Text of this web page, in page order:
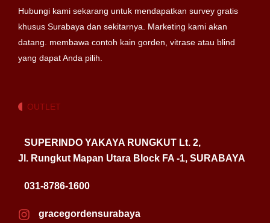
Hubungi kami sekarang untuk mendapatkan survey gratis
khusus Surabaya dan sekitarnya. Marketing kami akan
datang. membawa contoh kain gorden, vitrase atau blind
yang dapat Anda pilih.
OUTLET
SUPERINDO YAKAYA RUNGKUT Lt. 2,
Jl. Rungkut Mapan Utara Block FA -1, SURABAYA
031-8786-1600
gracegordensurabaya